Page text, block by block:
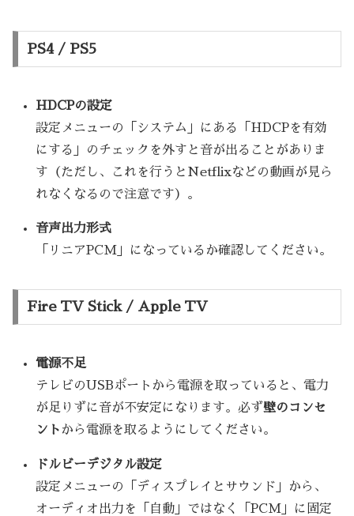
PS4 / PS5
HDCPの設定
設定メニューの「システム」にある「HDCPを有効
にする」のチェックを外すと音が出ることがありま
す（ただし、これを行うとNetflixなどの動画が見ら
れなくなるので注意です）。
音声出力形式
「リニアPCM」になっているか確認してください。
Fire TV Stick / Apple TV
電源不足
テレビのUSBポートから電源を取っていると、電力
が足りずに音が不安定になります。必ず壁のコンセ
ント から電源を取るようにしてください。
ドルビーデジタル設定
設定メニューの「ディスプレイとサウンド」から、
オーディオ出力を「自動」ではなく「PCM」に固定